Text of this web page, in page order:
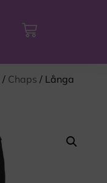
/ Chaps / Långa